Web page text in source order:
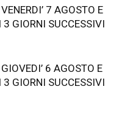
7 AGOSTO E
3 GIORNI SUCCESSIVI
6 AGOSTO E
3 GIORNI SUCCESSIVI